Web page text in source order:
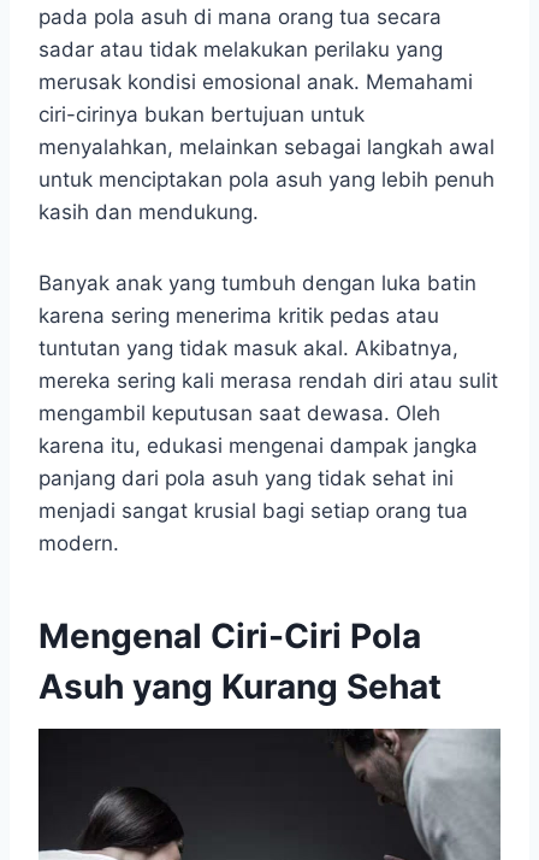
pada pola asuh di mana orang tua secara
sadar atau tidak melakukan perilaku yang
merusak kondisi emosional anak. Memahami
ciri-cirinya bukan bertujuan untuk
menyalahkan, melainkan sebagai langkah awal
untuk menciptakan pola asuh yang lebih penuh
kasih dan mendukung.
Banyak anak yang tumbuh dengan luka batin
karena sering menerima kritik pedas atau
tuntutan yang tidak masuk akal. Akibatnya,
mereka sering kali merasa rendah diri atau sulit
mengambil keputusan saat dewasa. Oleh
karena itu, edukasi mengenai dampak jangka
panjang dari pola asuh yang tidak sehat ini
menjadi sangat krusial bagi setiap orang tua
modern.
Mengenal Ciri-Ciri Pola
Asuh yang Kurang Sehat